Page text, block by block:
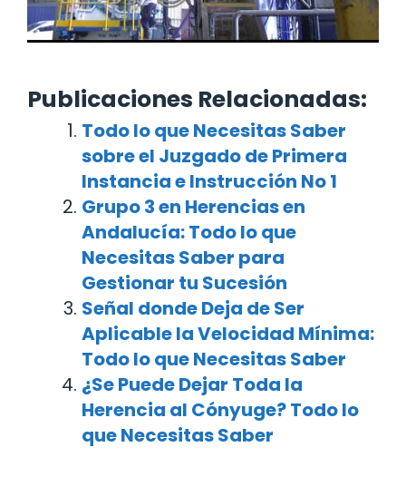
Publicaciones Relacionadas:
Todo lo que Necesitas Saber
sobre el Juzgado de Primera
Instancia e Instrucción No 1
Grupo 3 en Herencias en
Andalucía: Todo lo que
Necesitas Saber para
Gestionar tu Sucesión
Señal donde Deja de Ser
Aplicable la Velocidad Mínima:
Todo lo que Necesitas Saber
¿Se Puede Dejar Toda la
Herencia al Cónyuge? Todo lo
que Necesitas Saber